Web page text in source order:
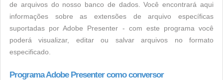
de arquivos do nosso banco de dados. Você encontrará aqui
informações sobre as extensões de arquivo específicas
suportadas por Adobe Presenter - com este programa você
poderá visualizar, editar ou salvar arquivos no formato
especificado.
Programa Adobe Presenter como conversor